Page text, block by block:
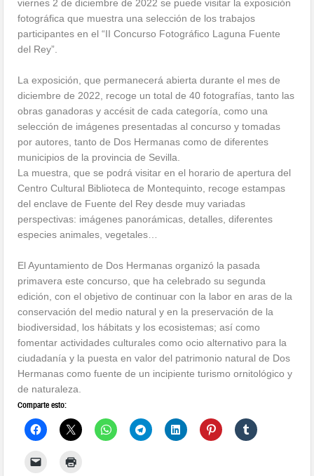
viernes 2 de diciembre de 2022 se puede visitar la exposición
fotográfica que muestra una selección de los trabajos
participantes en el “II Concurso Fotográfico Laguna Fuente
del Rey”.
La exposición, que permanecerá abierta durante el mes de
diciembre de 2022, recoge un total de 40 fotografías, tanto las
obras ganadoras y accésit de cada categoría, como una
selección de imágenes presentadas al concurso y tomadas
por autores, tanto de Dos Hermanas como de diferentes
municipios de la provincia de Sevilla.
La muestra, que se podrá visitar en el horario de apertura del
Centro Cultural Biblioteca de Montequinto, recoge estampas
del enclave de Fuente del Rey desde muy variadas
perspectivas: imágenes panorámicas, detalles, diferentes
especies animales, vegetales…
El Ayuntamiento de Dos Hermanas organizó la pasada
primavera este concurso, que ha celebrado su segunda
edición, con el objetivo de continuar con la labor en aras de la
conservación del medio natural y en la preservación de la
biodiversidad, los hábitats y los ecosistemas; así como
fomentar actividades culturales como ocio alternativo para la
ciudadanía y la puesta en valor del patrimonio natural de Dos
Hermanas como fuente de un incipiente turismo ornitológico y
de naturaleza.
Comparte esto: